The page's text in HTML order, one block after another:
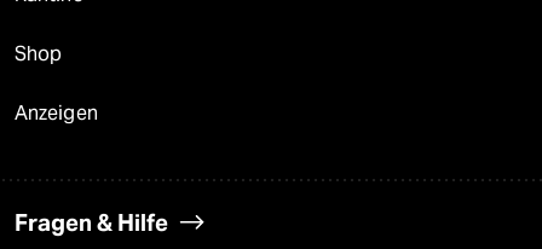
Shop
Anzeigen
Fragen & Hilfe